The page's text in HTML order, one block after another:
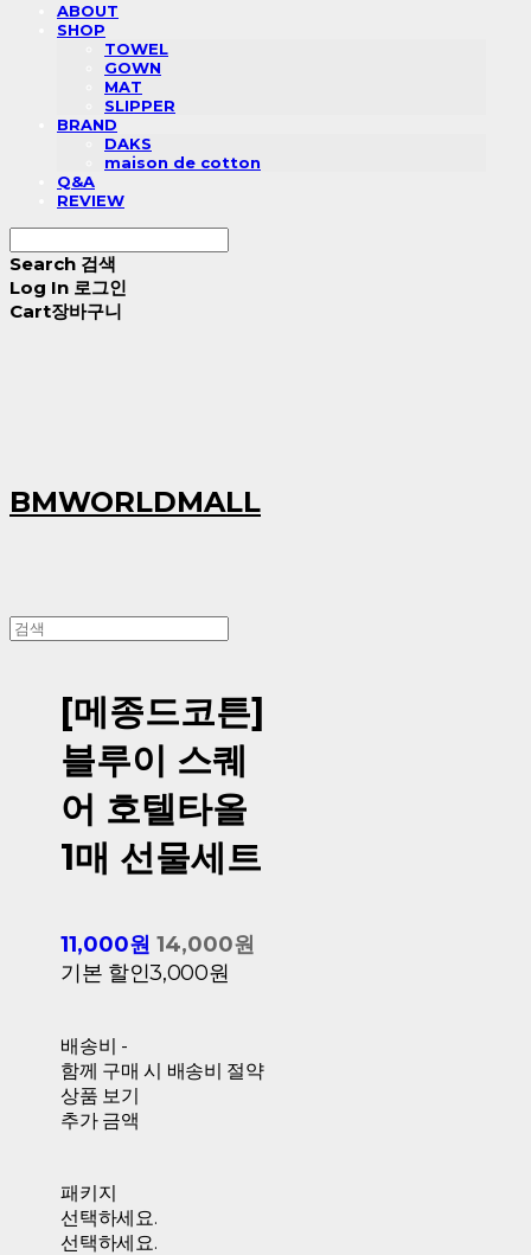
ABOUT
SHOP
TOWEL
GOWN
MAT
SLIPPER
BRAND
DAKS
maison de cotton
Q&A
REVIEW
Search 검색
Log In 로그인
Cart장바구니
BMWORLDMALL
[메종드코튼]
블루이 스퀘
어 호텔타올
1매 선물세트
11,000원14,000원
기본 할인3,000원
배송비 -
함께 구매 시 배송비 절약
상품 보기
추가 금액
패키지
선택하세요.
선택하세요.